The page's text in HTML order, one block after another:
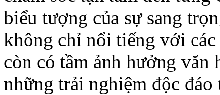
biểu tượng của sự sang
không chỉ nổi tiếng với các
còn có tầm ảnh hưởng văn
những trải nghiệm độc đáo